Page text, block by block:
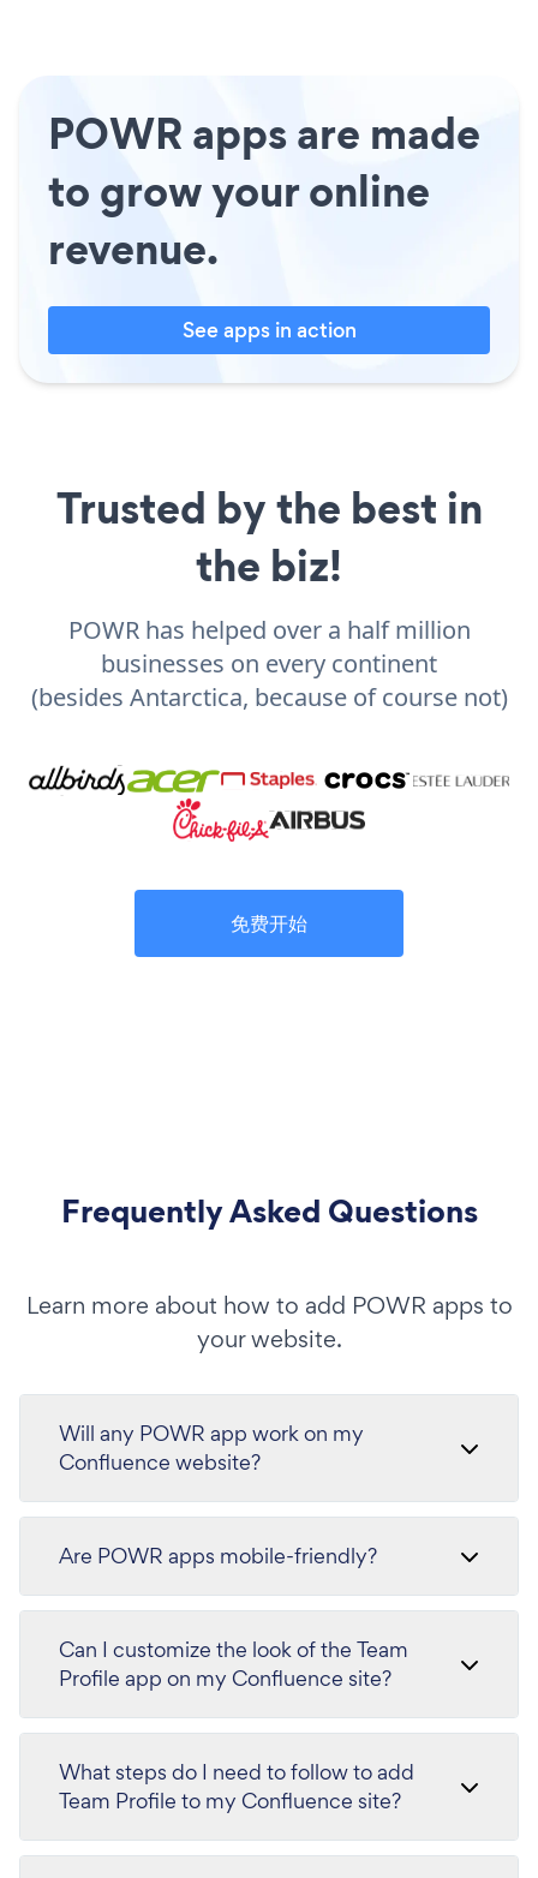
POWR apps are made
to grow your online
revenue.
See apps in action
Trusted by the best in
the biz!
POWR has helped over a half million
businesses on every continent
(besides Antarctica, because of course not)
免费开始
Frequently Asked Questions
Learn more about how to add POWR apps to
your website.
Will any POWR app work on my
Confluence website?
Are POWR apps mobile-friendly?
Can I customize the look of the Team
Profile app on my Confluence site?
What steps do I need to follow to add
Team Profile to my Confluence site?